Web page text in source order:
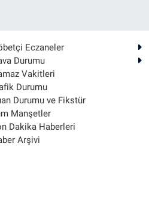
Eczaneler
Durumu
Vakitleri
Durumu
Durumu ve Fikstür
Manşetler
Dakika Haberleri
Arşivi